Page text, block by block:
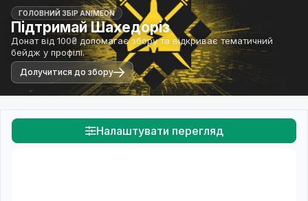
ГОЛОВНИЙ ЗБІР ANIMEON
Підтримай Шахедоріз
Донат від 100₴ допомагає збору та відкриває тематичний
бейдж у профілі.
Долучитися до збору
Налаштувати перегляд